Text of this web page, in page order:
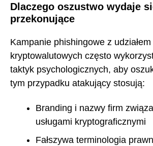
Dlaczego oszustwo wydaje
przekonujące
Kampanie phishingowe z udziałem
kryptowalutowych często
taktyk psychologicznych, aby
tym przypadku atakujący stosują:
Branding i nazwy firm
usługami kryptograficznymi
Fałszywa terminologia